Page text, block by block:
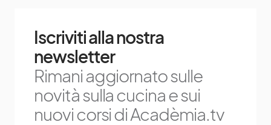
Iscriviti alla nostra
newsletter
Rimani aggiornato sulle
novità sulla cucina e sui
nuovi corsi di Acadèmia.tv